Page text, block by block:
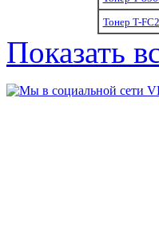
Тонер T-
Показать